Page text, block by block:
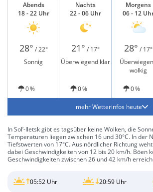
Abends
18 - 22 Uhr
Nachts
22 - 06 Uhr
Morgens
06 - 12
28° / 22° 21° / 17° 28° / 17°
Sonnig
Überwiegend klar
wolkig
0 % 0 % 0 %
mehr Wetterinfos heute
In Sol’-Iletsk gibt es tagsüber keine Wolken, die
Temperaturen liegen zwischen 16 und 30°C. In der
Tiefstwerten von 17°C. Aus nördlicher Richtung
dabei Geschwindigkeiten von 12 bis 20 km/h. Böen
Geschwindigkeiten zwischen 26 und 42 km/h
05:52 Uhr 20:59 Uhr